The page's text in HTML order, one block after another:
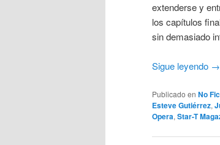
extenderse y
los capítulos
sin demasiado
Sigue leyendo →
Publicado en No
Esteve Gutiérrez,
Opera, Star-T